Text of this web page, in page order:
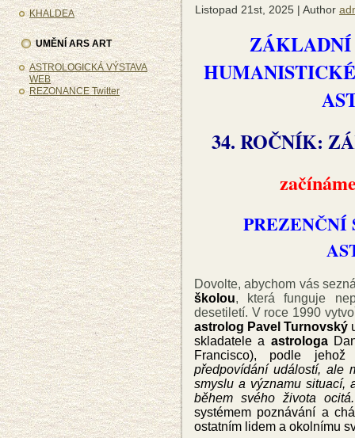
KHALDEA
UMĚNÍ ARS ART
ASTROLOGICKÁ VÝSTAVA
WEB
REZONANCE Twitter
Listopad 21st, 2025 | Author
ZÁKLADNÍ
34. ROČNÍK:
Dovolte, abychom vás
školou, která funguje
desetiletí. V roce 1990
astrolog Pavel Turnovský
skladatele a astrologa
Francisco), podle
předpovídání událostí, ale
smyslu a významu situací,
během svého života ocitá.
systémem poznávání a
ostatním lidem a okolnímu